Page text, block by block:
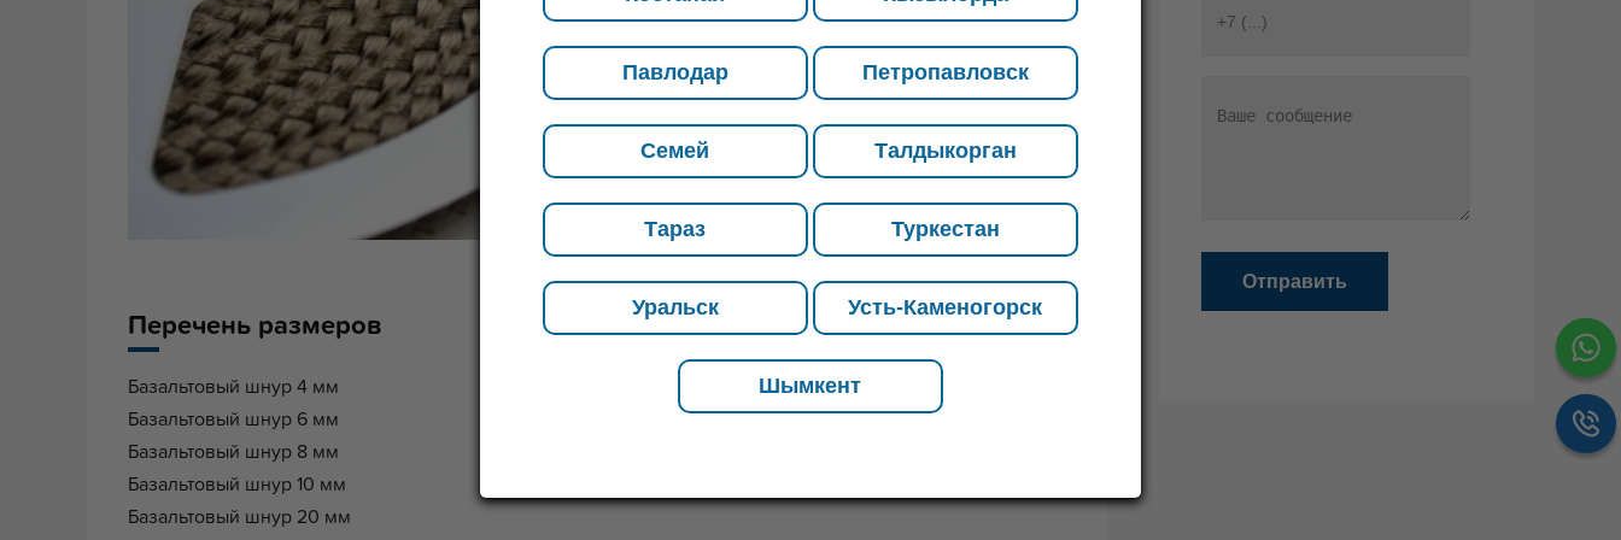
организуем доставку товара до
места назначения. Если Вас
интересуют объемы и скидки, а
позицию – позвоните нашим
менеджерам, они проконсультируют
насчет возможных вариантов.
Перечень размеров
Базальтовый шнур 4 мм
Базальтовый шнур 6 мм
Базальтовый шнур 8 мм
Базальтовый шнур 10 мм
Базальтовый шнур 20 мм
Отправить
Павлодар Петропавловск
Семей Талдыкорган
Тараз Туркестан
Уральск Усть-Каменогорск
Шымкент